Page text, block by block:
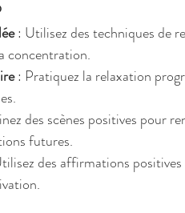
: Utilisez des techniques de
concentration.
: Pratiquez la relaxation
des scènes positives pour
futures.
des affirmations